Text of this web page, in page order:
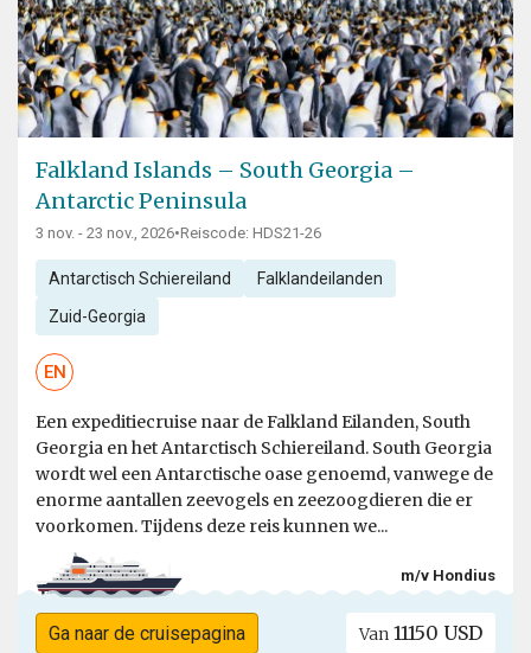
Falkland Islands – South Georgia –
Antarctic Peninsula
3 nov. - 23 nov., 2026•Reiscode: HDS21-26
Antarctisch Schiereiland Falklandeilanden
Zuid-Georgia
EN
Een expeditiecruise naar de Falkland Eilanden, South
Georgia en het Antarctisch Schiereiland. South Georgia
wordt wel een Antarctische oase genoemd, vanwege de
enorme aantallen zeevogels en zeezoogdieren die er
voorkomen. Tijdens deze reis kunnen we...
m/v Hondius
Ga naar de cruisepagina Van 11150 USD